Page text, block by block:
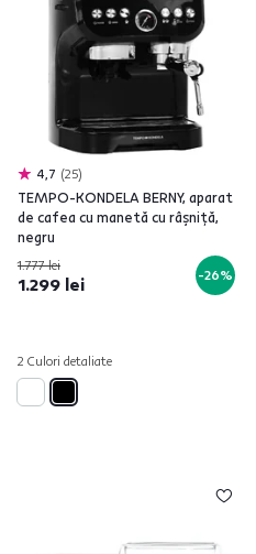
4,7 25
TEMPO-KONDELA BERNY, aparat
de cafea cu manetă cu râşniţă,
negru
1.777 lei
1.299 lei -26%
2 Culori detaliate